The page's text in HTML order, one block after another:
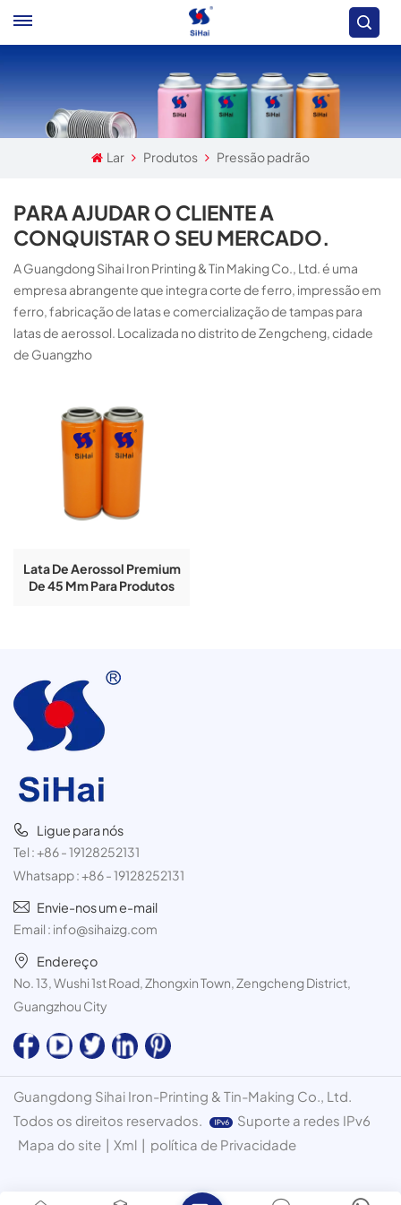
Lar Produtos Pressão padrão
PARA AJUDAR O CLIENTE A
CONQUISTAR O SEU MERCADO.
A Guangdong Sihai Iron Printing & Tin Making Co., Ltd. é uma
empresa abrangente que integra corte de ferro, impressão em
ferro, fabricação de latas e comercialização de tampas para
latas de aerossol. Localizada no distrito de Zengcheng, cidade
de Guangzho
Lata De Aerossol Premium
De 45 Mm Para Produtos
Ligue para nós
Tel :+86 - 19128252131
Whatsapp :+86 - 19128252131
Envie-nos um e-mail
Email : info@sihaizg.com
Endereço
No. 13, Wushi 1st Road, Zhongxin Town, Zengcheng District,
Guangzhou City
Guangdong Sihai Iron-Printing & Tin-Making Co., Ltd.
Todos os direitos reservados.
Suporte a redes IPv6
Mapa do site | Xml | política de Privacidade